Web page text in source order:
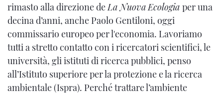
rimasto alla direzione de La Nuova Ecologia per una
decina d’anni, anche Paolo Gentiloni, oggi
commissario europeo per l'economia. Lavoriamo
tutti a stretto contatto con i ricercatori scientifici, le
università, gli istituti di ricerca pubblici, penso
all’Istituto superiore per la protezione e la ricerca
ambientale (Ispra). Perché trattare l’ambiente